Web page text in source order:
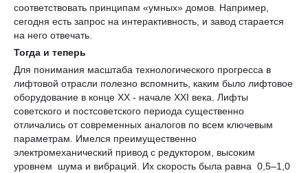
соответствовать принципам «умных» домов. Например,
сегодня есть запрос на интерактивность, и завод старается
на него отвечать.
Тогда и теперь
Для понимания масштаба технологического прогресса в
лифтовой отрасли полезно вспомнить, каким было лифтовое
оборудование в конце XX - начале XXI века. Лифты
советского и постсоветского периода существенно
отличались от современных аналогов по всем ключевым
параметрам. Имелся преимущественно
электромеханический привод с редуктором, высоким
уровнем шума и вибраций. Их скорость была равна 0,5–1,0